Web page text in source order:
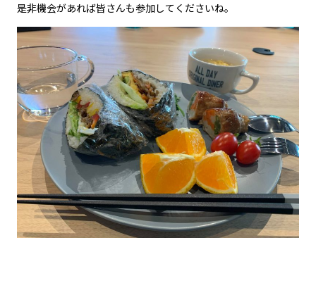
是非機会があれば皆さんも参加してくださいね。